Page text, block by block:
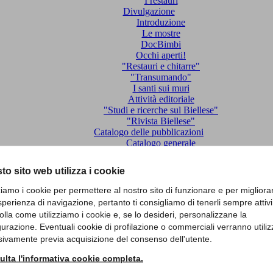
sito web utilizza i cookie
i cookie per permettere al nostro sito di funzionare e per
di navigazione, pertanto ti consigliamo di tenerli sempre attivi.
come utilizziamo i cookie e, se lo desideri, personalizzane la
Eventuali cookie di profilazione o commerciali verranno
previa acquisizione del consenso dell'utente.
l'informativa cookie completa.
Divulgazione
Introduzione
Le mostre
DocBimbi
Occhi aperti!
"Restauri e chitarre"
"Transumando"
I santi sui muri
Attività editoriale
"Studi e ricerche sul Biellese"
"Rivista Biellese"
Catalogo delle pubblicazioni
Catalogo generale
Rivista Biellese
Itinerari
Centro Studi Biellesi
Associazione Culturale Bugella
Contatti
(0)